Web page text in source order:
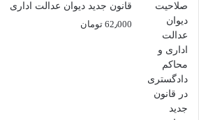
قانون جدید دیوان عدالت اداری
62٫000 تومان